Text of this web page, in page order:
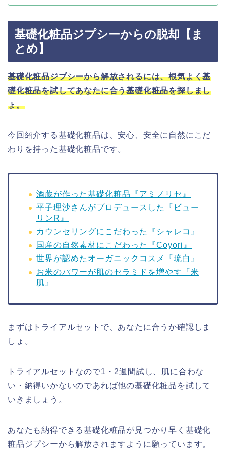
基礎化粧品ジプシーからの脱却【ま
とめ】
基礎化粧品ジプシーから解放されるには、根気よく基
礎化粧品を試してあなたに合う基礎化粧品を探しまし
ょ。
今回紹介する基礎化粧品は、安心、安全に自然にこだ
わりを持った基礎化粧品です。
酒蔵が作った基礎化粧品『アミノリセ』
平子理沙さんがプロデュースした『ビュー
リンR』
カウンセリングにこだわった『シャレコ』
国産の自然素材にこだわった『Coyori』
世界が認めたオーガニックコスメ『琉白』
お米のパワーが肌のセラミドを増やす『米
肌』
まずはトライアルセットで、あなたに合うか確認しま
しょ。
トライアルセットなので1・2週間試し、肌に合わな
い・納得いかないのであれば他の基礎化粧品を試して
いきましょう。
あなたも納得できる基礎化粧品が見つかり早く基礎化
粧品ジプシーから解放されますように願っています。